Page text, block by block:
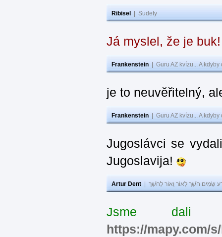
Ribisel Sudety
Já myslel, že je
Frankenstein Guru AZ kvízu... A
je to neuvěřitelný,
Frankenstein Guru AZ kvízu... A
Jugoslávci se
Jugoslavija!
Artur Dent שָׂמִים חֹשֶׁךְ לְאוֹר וְאוֹר לְחֹשֶׁךְ
Jsme dali
https://mapy.com/